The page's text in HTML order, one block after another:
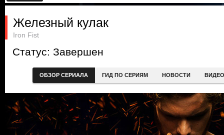
Железный кулак
Iron Fist
Статус: Завершен
ОБЗОР СЕРИАЛА ГИД ПО СЕРИЯМ НОВОСТИ ВИДЕО